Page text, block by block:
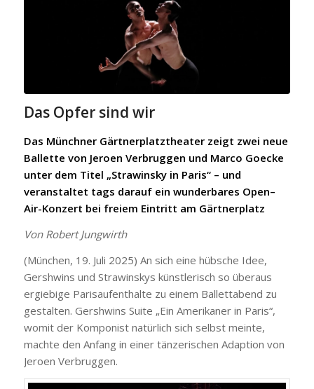
Das Opfer sind wir
Das Münchner Gärtnerplatztheater zeigt zwei neue
Ballette von Jeroen Verbruggen und Marco Goecke
unter dem Titel „Strawinsky in Paris“ – und
veranstaltet tags darauf ein wunderbares Open–
Air-Konzert bei freiem Eintritt am Gärtnerplatz
Von Robert Jungwirth
(München, 19. Juli 2025) An sich eine hübsche Idee,
Gershwins und Strawinskys künstlerisch so überaus
ergiebige Parisaufenthalte zu einem Ballettabend zu
gestalten. Gershwins Suite „Ein Amerikaner in Paris“,
womit der Komponist natürlich sich selbst meinte,
machte den Anfang in einer tänzerischen Adaption von
Jeroen Verbruggen.